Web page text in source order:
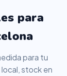
para
para tu
stock en